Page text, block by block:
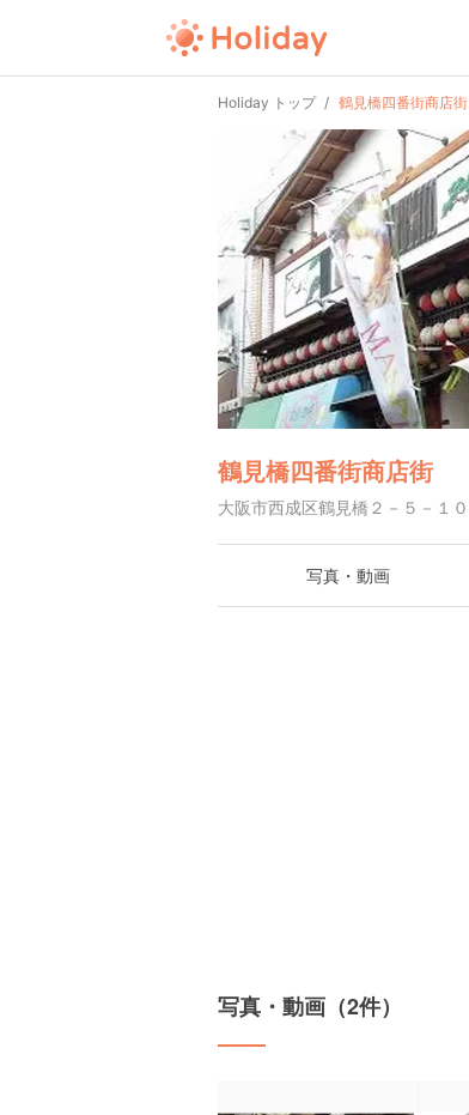
Holiday トップ 鶴見橋四番街商店街
鶴見橋四番街商店街
大阪市西成区鶴見橋２－５－１０
写真・動画
写真・動画（2件）